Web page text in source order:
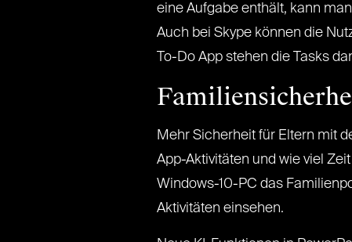
eine Aufgabe enthält, kann
Auch bei Skype können die
To-Do App stehen die Tasks
Mehr Sicherheit für Eltern mit
App-Aktivitäten und wie viel
Windows-10-PC das
Aktivitäten einsehen.